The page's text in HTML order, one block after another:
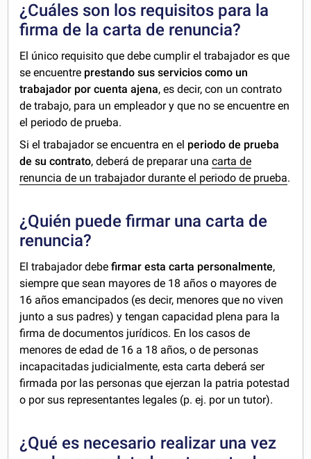
¿Cuáles son los requisitos para la
firma de la carta de renuncia?
El único requisito que debe cumplir el trabajador es que
se encuentre prestando sus servicios como un
trabajador por cuenta ajena, es decir, con un contrato
de trabajo, para un empleador y que no se encuentre en
el periodo de prueba.
Si el trabajador se encuentra en el periodo de prueba
de su contrato, deberá de preparar unacarta de
renuncia de un trabajador durante el periodo de prueba.
¿Quién puede firmar una carta de
renuncia?
El trabajador debefirmar esta carta personalmente,
siempre que sean mayores de 18 años o mayores de
16 años emancipados (es decir, menores que no viven
junto a sus padres) y tengan capacidad plena para la
firma de documentos jurídicos. En los casos de
menores de edad de 16 a 18 años, o de personas
incapacitadas judicialmente, esta carta deberá ser
firmada por las personas que ejerzan la patria potestad
o por sus representantes legales (p. ej. por un tutor).
¿Qué es necesario realizar una vez